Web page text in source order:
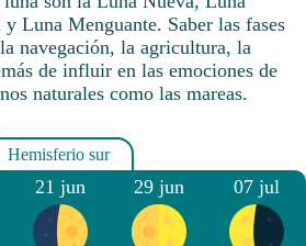
Luna Menguante. Saber las fases
navegación, la agricultura, la
de influir en las emociones de
naturales como las mareas.
21 jun 29 jun 07 jul